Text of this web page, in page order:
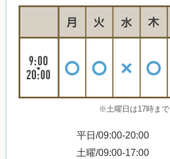
※土曜日は17時まで
平日/09:00-20:00
土曜/09:00-17:00